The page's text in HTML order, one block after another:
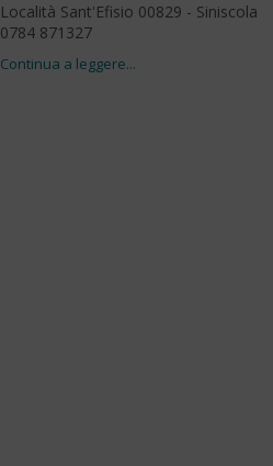
Località Sant'Efisio 00829 - Siniscola
0784 871327